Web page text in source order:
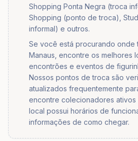
Shopping Ponta Negra (troca
Shopping (ponto de troca),
informal) e outros.
Se você está procurando onde
Manaus, encontre os melhores
encontrões e eventos de
Nossos pontos de troca são
atualizados frequentemente
encontre colecionadores ativos
local possui horários de
informações de como chegar.